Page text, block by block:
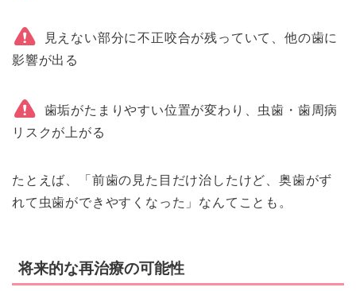
見えない部分に不正咬合が残っていて、他の歯に
影響が出る
歯垢がたまりやすい位置が変わり、虫歯・歯周病
リスクが上がる
たとえば、「前歯の見た目だけ治したけど、奥歯がず
れて虫歯ができやすくなった」なんてことも。
将来的な再治療の可能性